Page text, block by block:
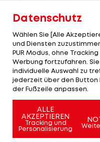
ADMIRAL
dem LASK und Sturm
Bevor es wieder so
die Abopreise der
etwas genauer
bekommt man das
muss man tiefer in
Datenschutz
Wählen Sie [Alle
und Diensten
PUR Modus, ohne
Werbung fortzufahren.
individuelle Auswahl zu
jederzeit über den Button
der Fußzeile anpassen.
ALLE
AKZEPTIEREN
Tracking und
Personalisierung